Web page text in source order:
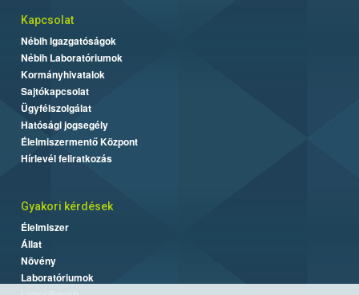
Kapcsolat
Nébih Igazgatóságok
Nébih Laboratóriumok
Kormányhivatalok
Sajtókapcsolat
Ügyfélszolgálat
Hatósági jogsegély
Élelmiszermentő Központ
Hírlevél feliratkozás
Gyakori kérdések
Élelmiszer
Állat
Növény
Laboratóriumok